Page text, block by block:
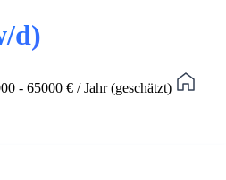
d)
- 65000 € / Jahr (geschätzt)